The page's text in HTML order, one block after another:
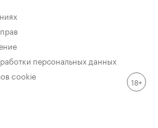
персональных данных
cookie
18+